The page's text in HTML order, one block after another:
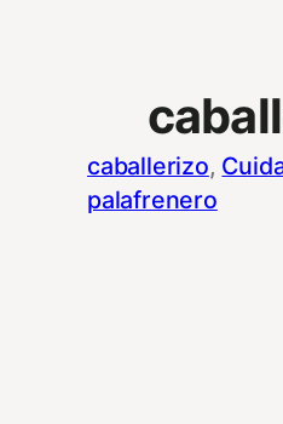
caballerizo,
palafrenero